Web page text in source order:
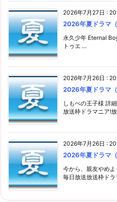
2026年7月27日 :
2026年夏ドラマ
永久少年 Eternal
トゥエ ...
2026年7月26日 :
2026年夏ドラマ
しもべの王子様 詳
放送枠ドラマニア!
2026年7月26日 :
2026年夏ドラマ
今から、親友やめ
毎日放送放送枠ドラ